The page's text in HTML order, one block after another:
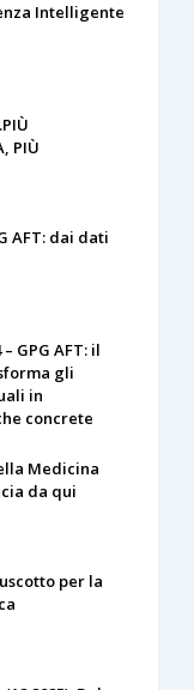
Intelligente
PIÙ
AFT: dai dati
GPG AFT: il
gli
in
concrete
Medicina
da qui
per la